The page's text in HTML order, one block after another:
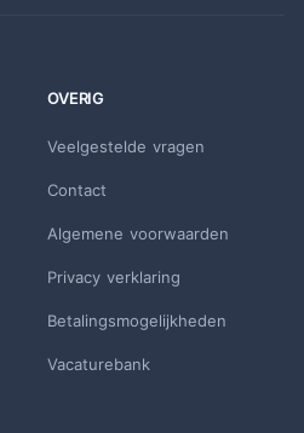
OVERIG
Veelgestelde vragen
Contact
Algemene voorwaarden
Privacy verklaring
Betalingsmogelijkheden
Vacaturebank